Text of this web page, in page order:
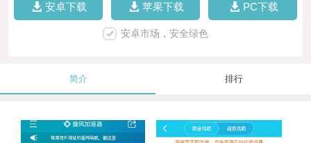
安卓下载 苹果下载 PC下载
安卓市场，安全绿色
简介 排行